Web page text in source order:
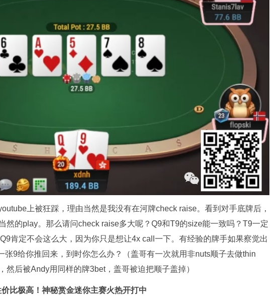
上被狂踩，理由当然是我没有在河牌check raise。看到对手底牌后，
然的play。那么请问check raise多大呢？Q9和T9的size能一致吗？T9一定
肯定不会这么大，因为你只是想让4x call一下。有经验的牌手如果察觉出
张9给你推回来，到时你怎么办？（盖哥有一次就用非nuts顺子去做thin
然后被Andy用同样的牌3bet，盖哥被迫把顺子盖掉）
比极高！ 神秘赏金迷你主赛火热开打中